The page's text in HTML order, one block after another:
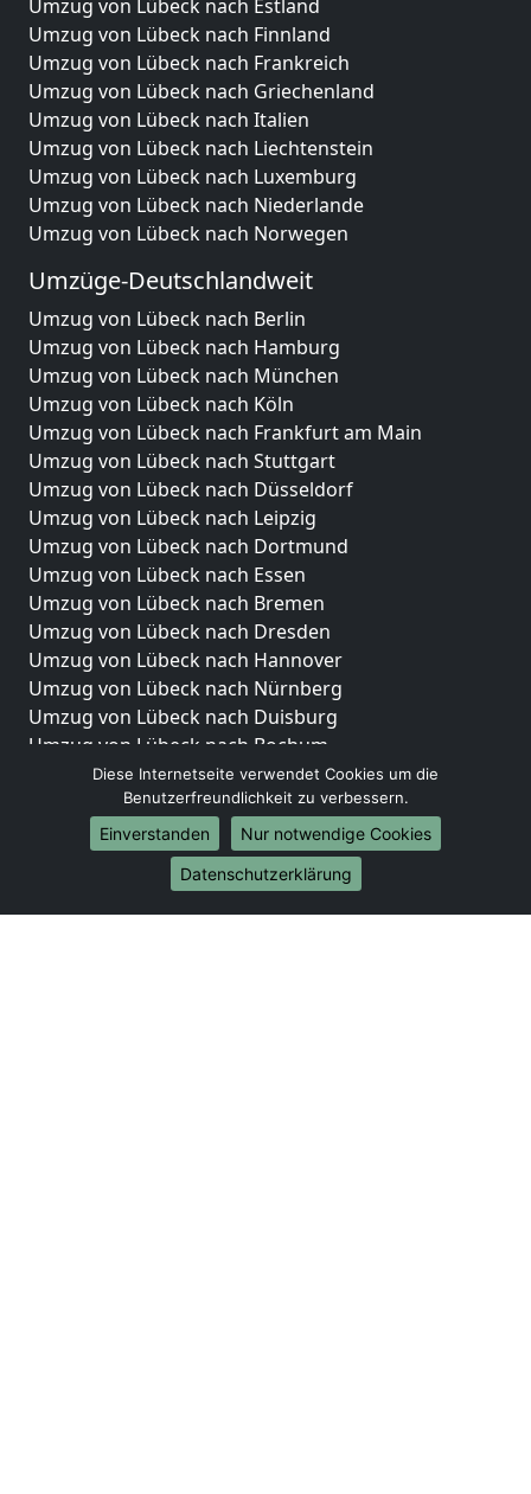
Umzug von Lübeck nach Estland
Umzug von Lübeck nach Finnland
Umzug von Lübeck nach Frankreich
Umzug von Lübeck nach Griechenland
Umzug von Lübeck nach Italien
Umzug von Lübeck nach Liechtenstein
Umzug von Lübeck nach Luxemburg
Umzug von Lübeck nach Niederlande
Umzug von Lübeck nach Norwegen
Umzüge-Deutschlandweit
Umzug von Lübeck nach Berlin
Umzug von Lübeck nach Hamburg
Umzug von Lübeck nach München
Umzug von Lübeck nach Köln
Umzug von Lübeck nach Frankfurt am Main
Umzug von Lübeck nach Stuttgart
Umzug von Lübeck nach Düsseldorf
Umzug von Lübeck nach Leipzig
Umzug von Lübeck nach Dortmund
Umzug von Lübeck nach Essen
Umzug von Lübeck nach Bremen
Umzug von Lübeck nach Dresden
Umzug von Lübeck nach Hannover
Umzug von Lübeck nach Nürnberg
Umzug von Lübeck nach Duisburg
Umzug von Lübeck nach Bochum
Umzug von Lübeck nach Wuppertal
Umzug von Lübeck nach Bielefeld
Umzug von Lübeck nach Bonn
Umzug von Lübeck nach Münster
Diese Internetseite verwendet Cookies um die
Benutzerfreundlichkeit zu verbessern.
Einverstanden
Nur notwendige Cookies
Datenschutzerklärung